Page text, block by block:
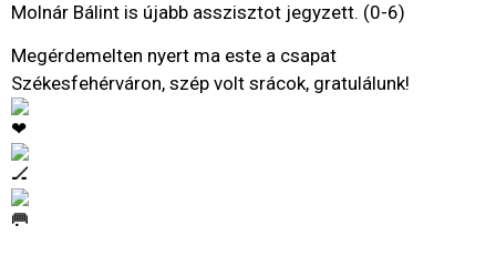
Molnár Bálint is újabb asszisztot jegyzett. (0-6)
Megérdemelten nyert ma este a csapat
Székesfehérváron, szép volt srácok, gratulálunk!